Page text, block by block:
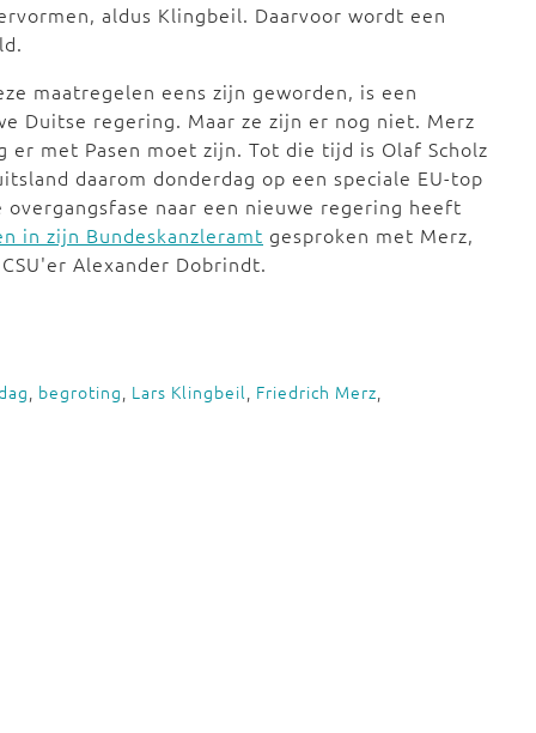
aldus Klingbeil. Daarvoor wordt een
maatregelen eens zijn geworden, is een
Duitse regering. Maar ze zijn er nog niet. Merz
met Pasen moet zijn. Tot die tijd is Olaf Scholz
daarom donderdag op een speciale EU-top
naar een nieuwe regering heeft
in zijn Bundeskanzleramt gesproken met Merz,
Alexander Dobrindt.
, begroting, Lars Klingbeil, Friedrich Merz,